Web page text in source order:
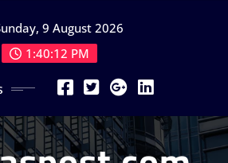
9 August 2026
1:40:14 PM